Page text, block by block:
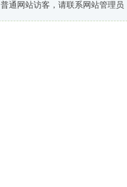
普通网站访客，请联系网站管理员